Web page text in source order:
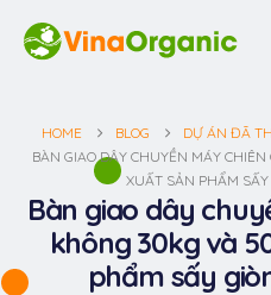
HOME BLOG
DỰ ÁN ĐÃ
BÀN GIAO DÂY CHUYỀN MÁY
XUẤT SẢN PHẨM
Bàn giao dây
không 30kg và
phẩm sấy